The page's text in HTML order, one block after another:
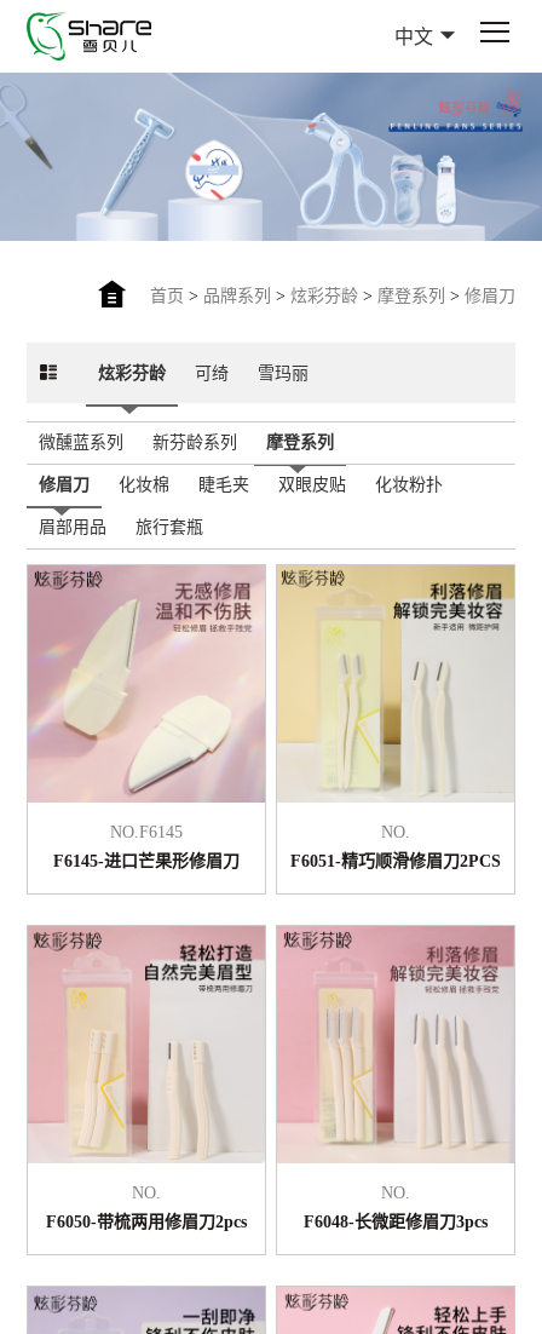
中文
首页 > 品牌系列 > 炫彩芬龄> 摩登系列 > 修眉刀
炫彩芬龄 可绮 雪玛丽
微醺蓝系列 新芬龄系列 摩登系列
修眉刀 化妆棉 睫毛夹 双眼皮贴 化妆粉扑
眉部用品 旅行套瓶
NO.F6145
F6145-进口芒果形修眉刀
NO.
F6051-精巧顺滑修眉刀2PCS
NO.
F6050-带梳两用修眉刀2pcs
NO.
F6048-长微距修眉刀3pcs